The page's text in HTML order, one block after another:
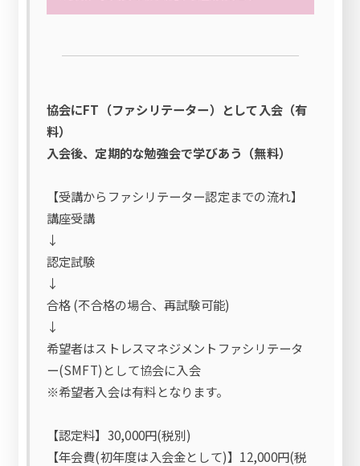
協会にFT（ファシリテーター）として入会（有
料）
入会後、定期的な勉強会で学びあう（無料）
【受講からファシリテーター認定までの流れ】
講座受講
↓
認定試験
↓
合格 (不合格の場合、再試験可能)
↓
希望者はストレスマネジメントファシリテータ
ー(SMFT)として協会に入会
※希望者入会は有料となります。
【認定料】30,000円(税別)
【年会費(初年度は入会金として)】12,000円(税